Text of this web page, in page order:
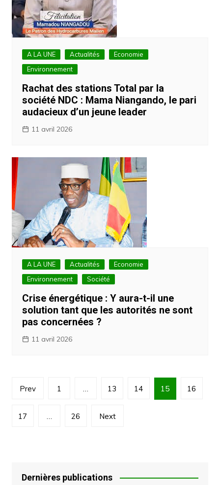
A LA UNE Actualités
Economie
Environnement
Rachat des stations Total par la
société NDC : Mama Niangando, le pari
audacieux d’un jeune leader
11 avril 2026
A LA UNE Actualités
Economie
Environnement
Société
Crise énergétique : Y aura-t-il une
solution tant que les autorités ne sont
pas concernées ?
11 avril 2026
Navigation
articles
Prev 1 … 13 14 15 16
17 … 26 Next
Dernières publications